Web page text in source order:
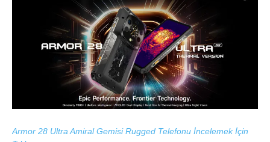
Armor 28 Ultra Amiral Gemisi Rugged Telefonu İncelemek İçin